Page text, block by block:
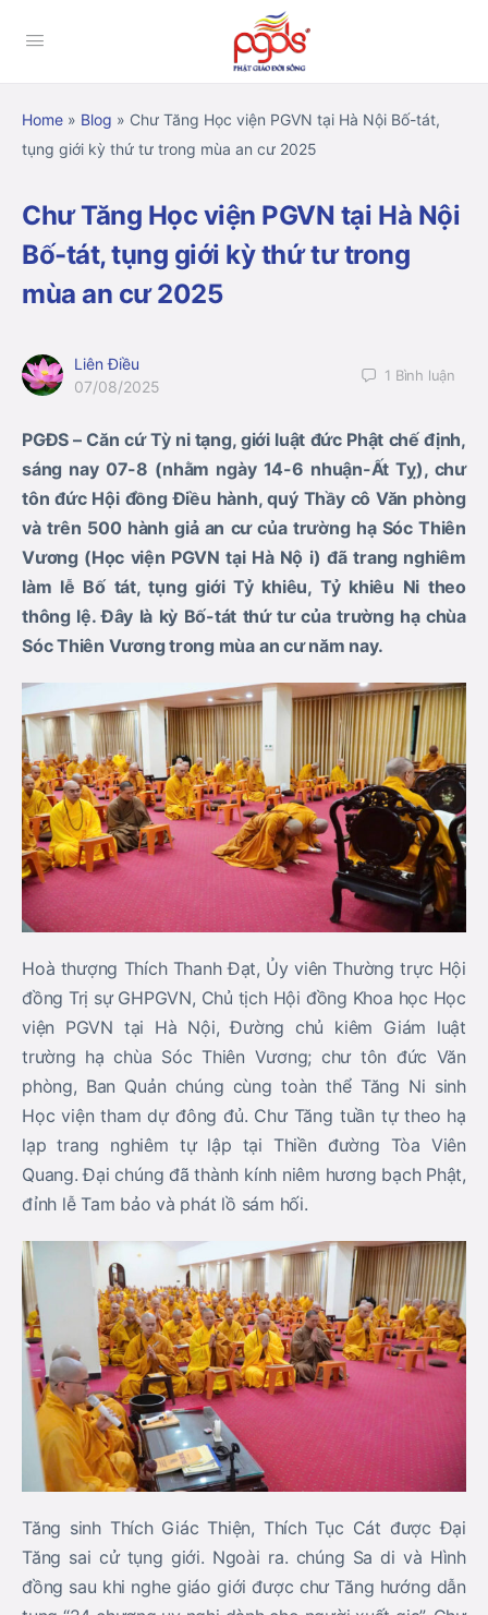
Home » Blog » Chư Tăng Học viện PGVN tại Hà Nội Bố-tát,
tụng giới kỳ thứ tư trong mùa an cư 2025
Chư Tăng Học viện PGVN tại Hà Nội
Bố-tát, tụng giới kỳ thứ tư trong
mùa an cư 2025
Liên Điều
07/08/2025
1 Bình luận
PGĐS – Căn cứ Tỳ ni tạng, giới luật đức Phật chế định,
sáng nay 07-8 (nhằm ngày 14-6 nhuận-Ất Tỵ), chư
tôn đức Hội đồng Điều hành, quý Thầy cô Văn phòng
và trên 500 hành giả an cư của trường hạ Sóc Thiên
Vương (Học viện PGVN tại Hà Nộ i) đã trang nghiêm
làm lễ Bố tát, tụng giới Tỷ khiêu, Tỷ khiêu Ni theo
thông lệ. Đây là kỳ Bố-tát thứ tư của trường hạ chùa
Sóc Thiên Vương trong mùa an cư năm nay.
Hoà thượng Thích Thanh Đạt, Ủy viên Thường trực Hội
đồng Trị sự GHPGVN, Chủ tịch Hội đồng Khoa học Học
viện PGVN tại Hà Nội, Đường chủ kiêm Giám luật
trường hạ chùa Sóc Thiên Vương; chư tôn đức Văn
phòng, Ban Quản chúng cùng toàn thể Tăng Ni sinh
Học viện tham dự đông đủ. Chư Tăng tuần tự theo hạ
lạp trang nghiêm tự lập tại Thiền đường Tòa Viên
Quang. Đại chúng đã thành kính niêm hương bạch Phật,
đỉnh lễ Tam bảo và phát lồ sám hối.
Tăng sinh Thích Giác Thiện, Thích Tục Cát được Đại
Tăng sai cử tụng giới. Ngoài ra. chúng Sa di và Hình
đồng sau khi nghe giáo giới được chư Tăng hướng dẫn